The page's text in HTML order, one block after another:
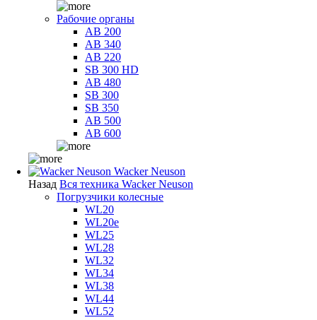
Рабочие органы
AB 200
AB 340
AB 220
SB 300 HD
AB 480
SB 300
SB 350
AB 500
AB 600
Wacker Neuson
Назад Вся техника Wacker Neuson
Погрузчики колесные
WL20
WL20e
WL25
WL28
WL32
WL34
WL38
WL44
WL52